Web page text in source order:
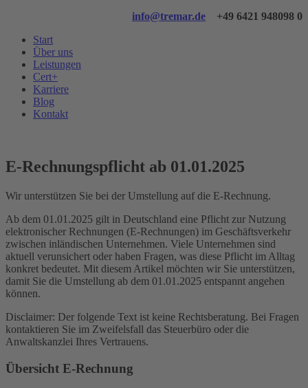
info@tremar.de
+49 6421 948098 0
Start
Über uns
Leistungen
Cert+
Karriere
Blog
Kontakt
E-Rechnungspflicht ab 01.01.2025
Wir unterstützen Sie bei der Umstellung auf die E-Rechnung.
Ab dem 01.01.2025 gilt in Deutschland eine Pflicht zur Nutzung
elektronischer Rechnungen (E-Rechnungen) im Geschäftsverkehr
zwischen inländischen Unternehmen. Viele Unternehmen sind
aktuell verunsichert oder haben Fragen, was diese Pflicht im Alltag
konkret bedeutet. Mit diesem Artikel möchten wir Sie unterstützen,
damit Sie die Umstellung ab dem 01.01.2025 entspannt angehen
können.
Disclaimer: Der folgende Text ist keine Rechtsberatung. Bei Fragen
kontaktieren Sie im Zweifelsfall das Steuerbüro oder die
Anwaltskanzlei Ihres Vertrauens.
Übersicht E-Rechnung